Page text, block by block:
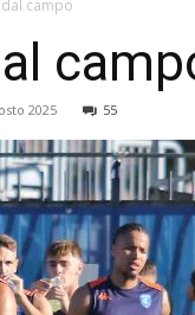
dal campo
2025 55